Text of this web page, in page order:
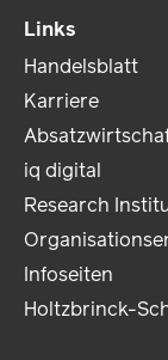
Links
Handelsblatt
Karriere
iq digital
Research
Infoseiten
Holtzbrinck-